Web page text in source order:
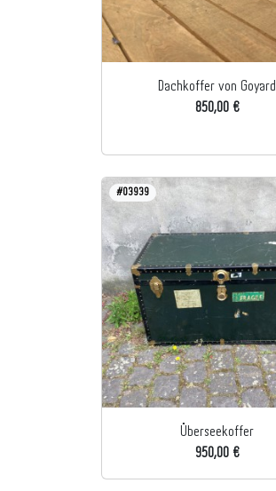
Dachkoffer von Goyard
850,00 €
#03939
Überseekoffer
950,00 €